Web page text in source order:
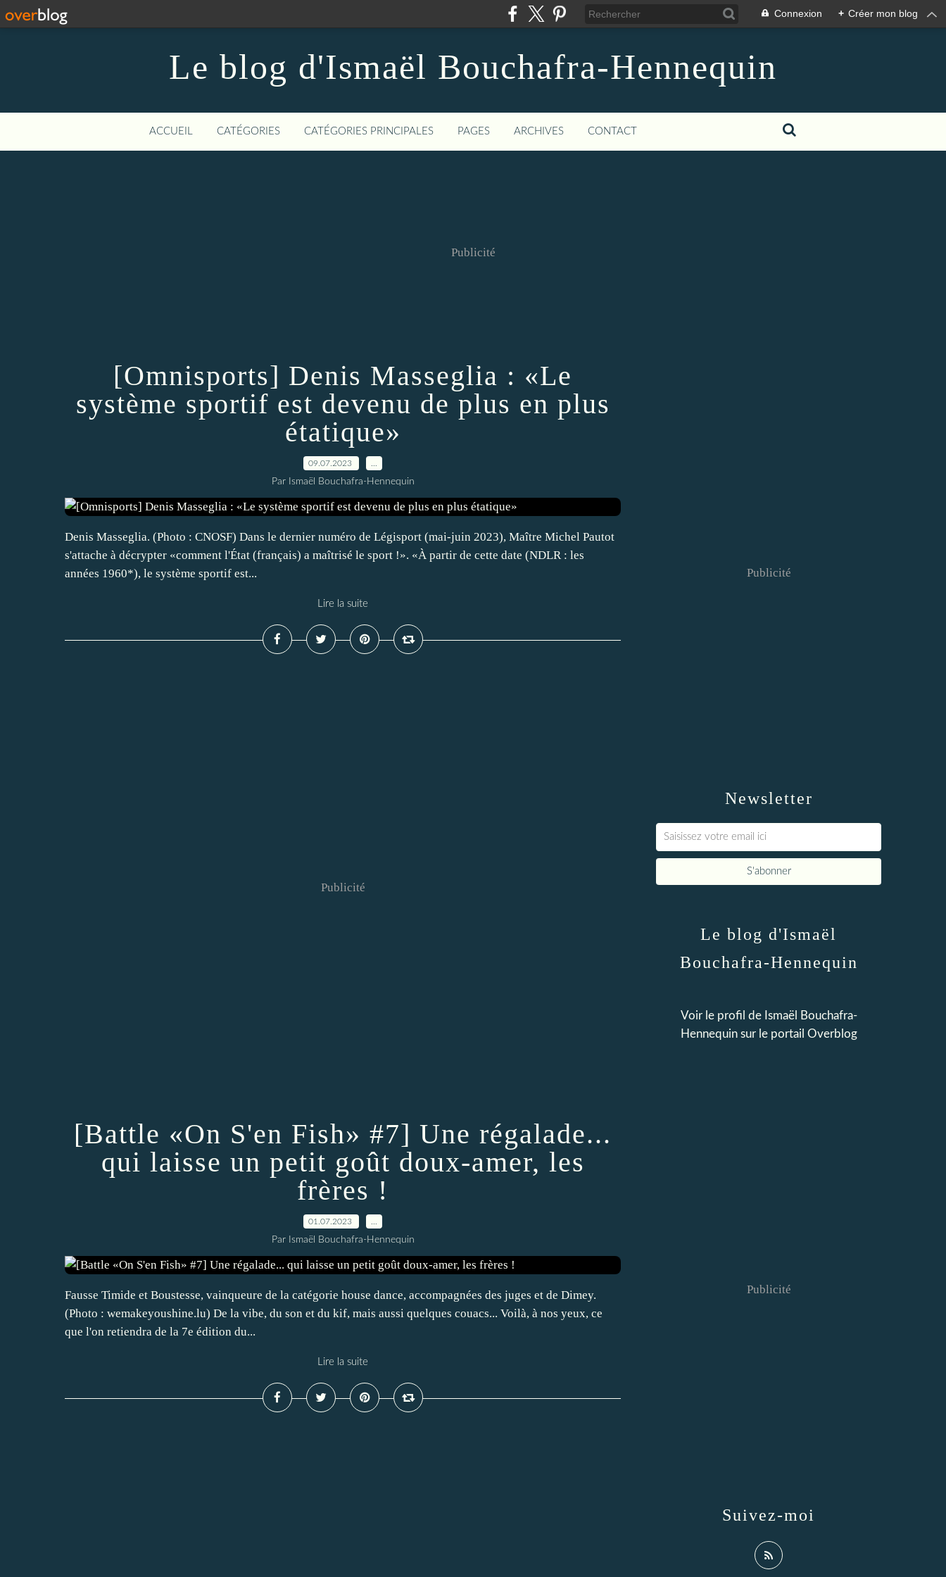
Connexion + Créer mon blog
Le blog d'Ismaël Bouchafra-Hennequin
ACCUEIL CATÉGORIES CATÉGORIES PRINCIPALES PAGES ARCHIVES CONTACT
Publicité
[Omnisports] Denis Masseglia : «Le
système sportif est devenu de plus en plus
étatique»
09.07.2023
Par Ismaël Bouchafra-Hennequin
Denis Masseglia. (Photo : CNOSF) Dans le dernier numéro de Légisport (mai-juin 2023), Maître Michel Pautot
s'attache à décrypter «comment l'État (français) a maîtrisé le sport !». «À partir de cette date (NDLR : les
années 1960*), le système sportif est...
Lire la suite
Publicité
[Battle «On S'en Fish» #7] Une régalade...
qui laisse un petit goût doux-amer, les
frères !
01.07.2023
Par Ismaël Bouchafra-Hennequin
Fausse Timide et Boustesse, vainqueure de la catégorie house dance, accompagnées des juges et de Dimey.
(Photo : wemakeyoushine.lu) De la vibe, du son et du kif, mais aussi quelques couacs... Voilà, à nos yeux, ce
que l'on retiendra de la 7e édition du...
Lire la suite
Newsletter
Publicité
Le blog d'Ismaël
Bouchafra-Hennequin
Voir le profil de Ismaël Bouchafra-
Hennequinsur le portail Overblog
Suivez-moi
Publicité